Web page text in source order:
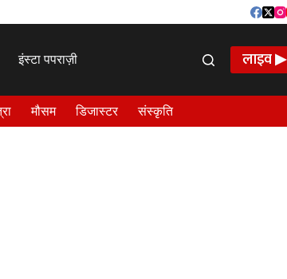
इंस्टा पपराज़ी लाइव ▶
मौसम डिजास्टर संस्कृति